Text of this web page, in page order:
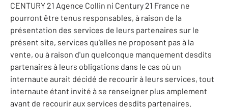
CENTURY 21 Agence Collin ni Century 21 France ne
pourront être tenus responsables, à raison de la
présentation des services de leurs partenaires sur le
présent site, services qu'elles ne proposent pas à la
vente, ou à raison d'un quelconque manquement desdits
partenaires à leurs obligations dans le cas où un
internaute aurait décidé de recourir à leurs services, tout
internaute étant invité à se renseigner plus amplement
avant de recourir aux services desdits partenaires.